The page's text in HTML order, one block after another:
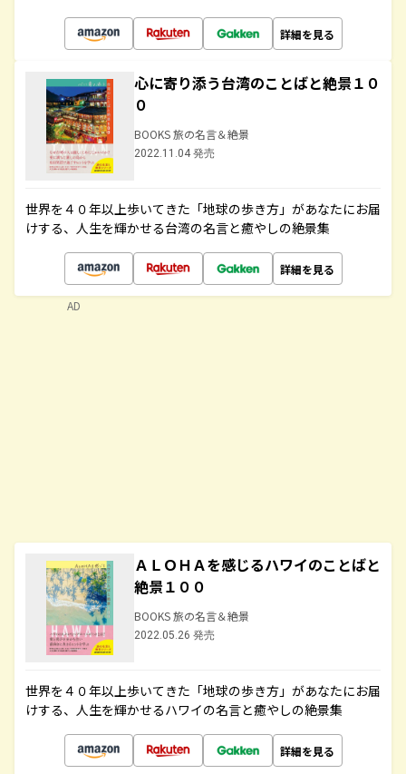
詳細を見る
心に寄り添う台湾のことばと絶景１０
０
BOOKS 旅の名言＆絶景
2022.11.04 発売
世界を４０年以上歩いてきた「地球の歩き方」があなたにお届
けする、人生を輝かせる台湾の名言と癒やしの絶景集
詳細を見る
ＡＬＯＨＡを感じるハワイのことばと
絶景１００
BOOKS 旅の名言＆絶景
2022.05.26 発売
世界を４０年以上歩いてきた「地球の歩き方」があなたにお届
けする、人生を輝かせるハワイの名言と癒やしの絶景集
詳細を見る
AD